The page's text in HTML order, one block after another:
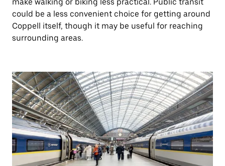
could be a less convenient choice for getting around
Coppell itself, though it may be useful for reaching
surrounding areas.